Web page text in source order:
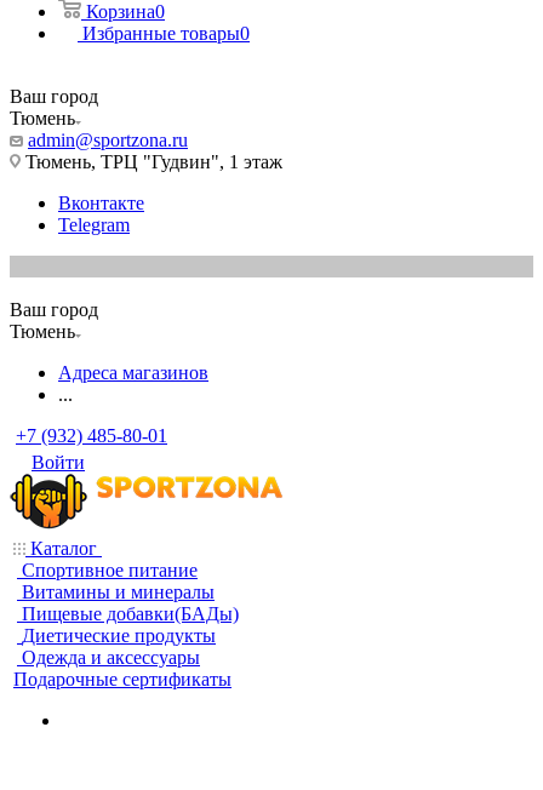
Корзина0
Избранные товары0
Ваш город
Тюмень
admin@sportzona.ru
Тюмень, ТРЦ "Гудвин", 1 этаж
Вконтакте
Telegram
Ваш город
Тюмень
Адреса магазинов
...
+7 (932) 485-80-01
Войти
Каталог
Спортивное питание
Витамины и минералы
Пищевые добавки(БАДы)
Диетические продукты
Одежда и аксессуары
Подарочные сертификаты